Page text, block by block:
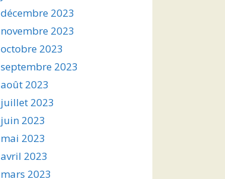
décembre 2023
novembre 2023
octobre 2023
septembre 2023
août 2023
juillet 2023
juin 2023
mai 2023
avril 2023
mars 2023